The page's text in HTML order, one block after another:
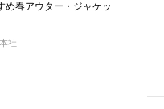
め春アウター・ジャケッ
社